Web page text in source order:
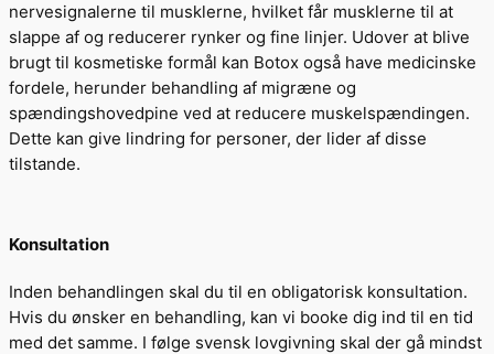
nervesignalerne til musklerne, hvilket får musklerne til at
slappe af og reducerer rynker og fine linjer. Udover at blive
brugt til kosmetiske formål kan Botox også have medicinske
fordele, herunder behandling af migræne og
spændingshovedpine ved at reducere muskelspændingen.
Dette kan give lindring for personer, der lider af disse
tilstande.
Konsultation
Inden behandlingen skal du til en obligatorisk konsultation.
Hvis du ønsker en behandling, kan vi booke dig ind til en tid
med det samme. I følge svensk lovgivning skal der gå mindst